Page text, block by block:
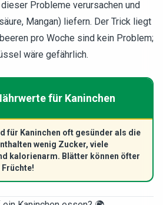
Probleme verursachen und
Mangan) liefern. Der Trick liegt
pro Woche sind kein Problem;
wäre gefährlich.
für Kaninchen
für Kaninchen oft gesünder als die
wenig Zucker, viele
kalorienarm. Blätter können öfter